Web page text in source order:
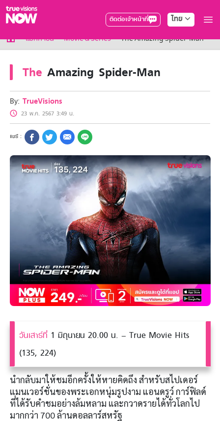
ติดต่อเจ้าหน้าที่ ไทย
True AF2026
แพ็กเกจ
NOW SPORTS
NOW Muay Thai
แพ็กเกจทรูวิชันส์นาวทั้งหมด
เคเบิลและจานดาวเทียม
สิทธิพิเศษ
สิทธิพิเศษลูกค้าทรูวิชั่นส์
HoReCa
แพ็กเกจสำหรับผู้ประกอบการ
หาร้านร่วมรายการ
แม็กกาซีน Movie & Series The Amazing Spider-Man
The Amazing Spider-Man
By: TrueVisions
23 พ.ค. 2567 3:49 น.
วันเสาร์ที่ 1 มิถุนายน 20.00 น. – True Movie Hits
(135, 224)
นำกลับมาให้ชมอีกครั้งให้หายคิดถึง สำหรับสไปเดอร์
แมนเวอร์ชั่นของพระเอกหนุ่มรูปงาม แอนดรูว์ การ์ฟิลด์
ที่ได้รับคำชมอย่างล้มหลาม และกวาดรายได้ทั่วโลกไป
มากกว่า 700 ล้านดอลลาร์สหรัฐ